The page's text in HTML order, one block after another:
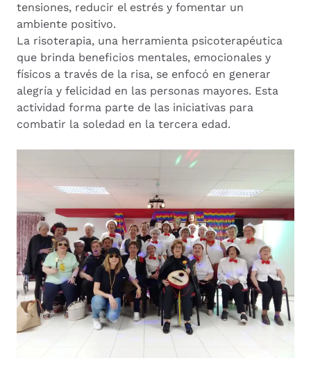
tensiones, reducir el estrés y fomentar un
ambiente positivo.
La risoterapia, una herramienta psicoterapéutica
que brinda beneficios mentales, emocionales y
físicos a través de la risa, se enfocó en generar
alegría y felicidad en las personas mayores. Esta
actividad forma parte de las iniciativas para
combatir la soledad en la tercera edad.